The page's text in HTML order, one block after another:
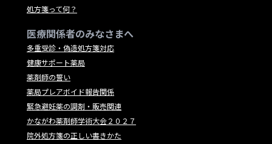
処方箋って何？
医療関係者のみなさまへ
多重受診・偽造処方箋対応
健康サポート薬局
薬剤師の誓い
薬局プレアボイド報告関係
緊急避妊薬の調剤・販売関連
かながわ薬剤師学術大会２０２７
院外処方箋の正しい書きかた